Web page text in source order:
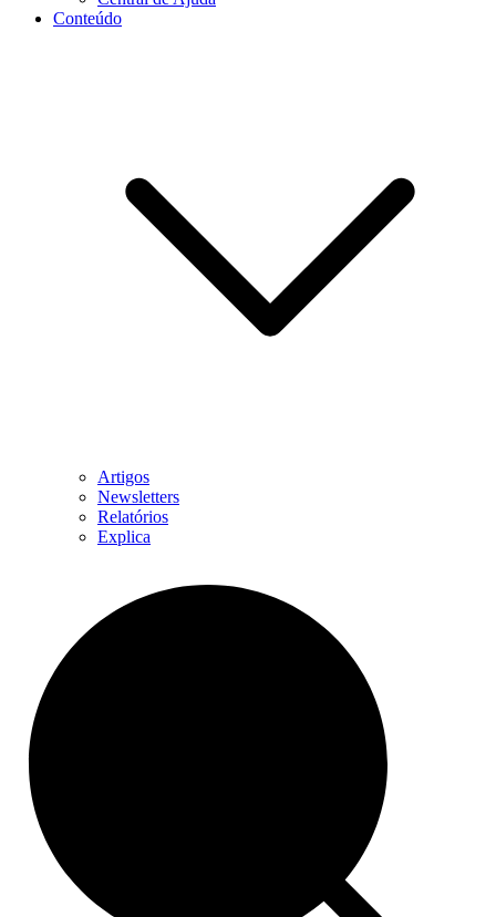
Conteúdo
Artigos
Newsletters
Relatórios
Explica